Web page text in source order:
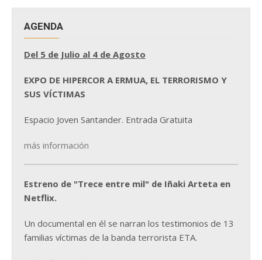
AGENDA
Del 5 de Julio al 4 de Agosto
EXPO DE HIPERCOR A ERMUA, EL TERRORISMO Y
SUS VÍCTIMAS
Espacio Joven Santander. Entrada Gratuita
más información
Estreno de "Trece entre mil" de Iñaki Arteta en
Netflix.
Un documental en él se narran los testimonios de 13
familias víctimas de la banda terrorista ETA.